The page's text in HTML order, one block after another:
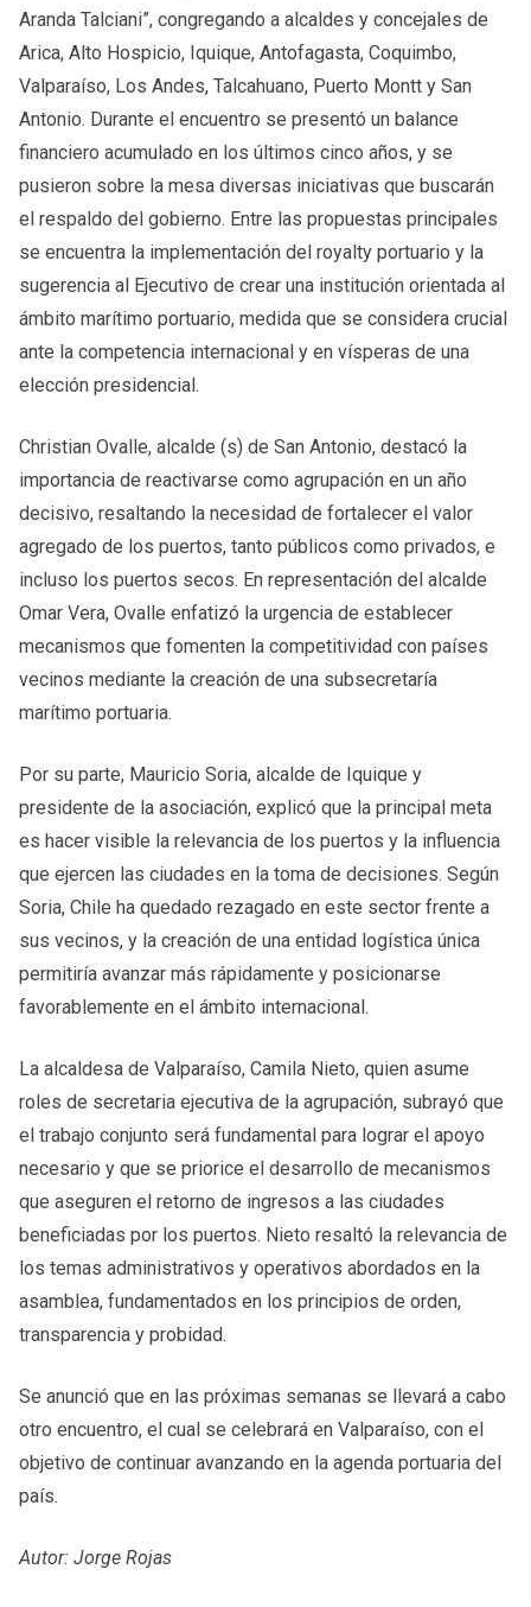
Aranda Talciani”, congregando a alcaldes y concejales de
Arica, Alto Hospicio, Iquique, Antofagasta, Coquimbo,
Valparaíso, Los Andes, Talcahuano, Puerto Montt y San
Antonio. Durante el encuentro se presentó un balance
financiero acumulado en los últimos cinco años, y se
pusieron sobre la mesa diversas iniciativas que buscarán
el respaldo del gobierno. Entre las propuestas principales
se encuentra la implementación del royalty portuario y la
sugerencia al Ejecutivo de crear una institución orientada al
ámbito marítimo portuario, medida que se considera crucial
ante la competencia internacional y en vísperas de una
elección presidencial.
Christian Ovalle, alcalde (s) de San Antonio, destacó la
importancia de reactivarse como agrupación en un año
decisivo, resaltando la necesidad de fortalecer el valor
agregado de los puertos, tanto públicos como privados, e
incluso los puertos secos. En representación del alcalde
Omar Vera, Ovalle enfatizó la urgencia de establecer
mecanismos que fomenten la competitividad con países
vecinos mediante la creación de una subsecretaría
marítimo portuaria.
Por su parte, Mauricio Soria, alcalde de Iquique y
presidente de la asociación, explicó que la principal meta
es hacer visible la relevancia de los puertos y la influencia
que ejercen las ciudades en la toma de decisiones. Según
Soria, Chile ha quedado rezagado en este sector frente a
sus vecinos, y la creación de una entidad logística única
permitiría avanzar más rápidamente y posicionarse
favorablemente en el ámbito internacional.
La alcaldesa de Valparaíso, Camila Nieto, quien asume
roles de secretaria ejecutiva de la agrupación, subrayó que
el trabajo conjunto será fundamental para lograr el apoyo
necesario y que se priorice el desarrollo de mecanismos
que aseguren el retorno de ingresos a las ciudades
beneficiadas por los puertos. Nieto resaltó la relevancia de
los temas administrativos y operativos abordados en la
asamblea, fundamentados en los principios de orden,
transparencia y probidad.
Se anunció que en las próximas semanas se llevará a cabo
otro encuentro, el cual se celebrará en Valparaíso, con el
objetivo de continuar avanzando en la agenda portuaria del
país.
Autor: Jorge Rojas